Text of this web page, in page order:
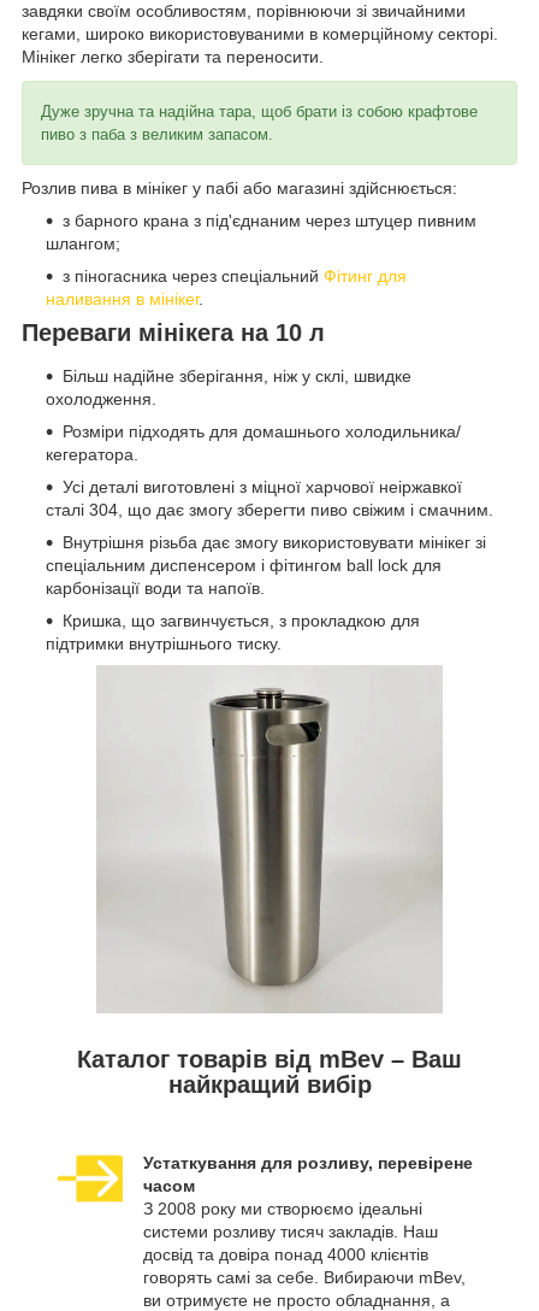
завдяки своїм особливостям, порівнюючи зі звичайними
кегами, широко використовуваними в комерційному секторі.
Мінікег легко зберігати та переносити.
Дуже зручна та надійна тара, щоб брати із собою крафтове
пиво з паба з великим запасом.
Розлив пива в мінікег у пабі або магазині здійснюється:
з барного крана з під'єднаним через штуцер пивним
шлангом;
з піногасника через спеціальний Фітинг для
наливання в мінікег.
Переваги мінікега на 10 л
Більш надійне зберігання, ніж у склі, швидке
охолодження.
Розміри підходять для домашнього холодильника/
кегератора.
Усі деталі виготовлені з міцної харчової неіржавкої
сталі 304, що дає змогу зберегти пиво свіжим і смачним.
Внутрішня різьба дає змогу використовувати мінікег зі
спеціальним диспенсером і фітингом ball lock для
карбонізації води та напоїв.
Кришка, що загвинчується, з прокладкою для
підтримки внутрішнього тиску.
Каталог товарів від mBev – Ваш
найкращий вибір
Устаткування для розливу, перевірене
часом
З 2008 року ми створюємо ідеальні
системи розливу тисяч закладів. Наш
досвід та довіра понад 4000 клієнтів
говорять самі за себе. Вибираючи mBev,
ви отримуєте не просто обладнання, а